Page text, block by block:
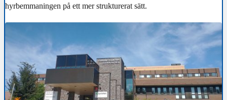
hyrbemmaningen på ett mer strukturerat sätt.